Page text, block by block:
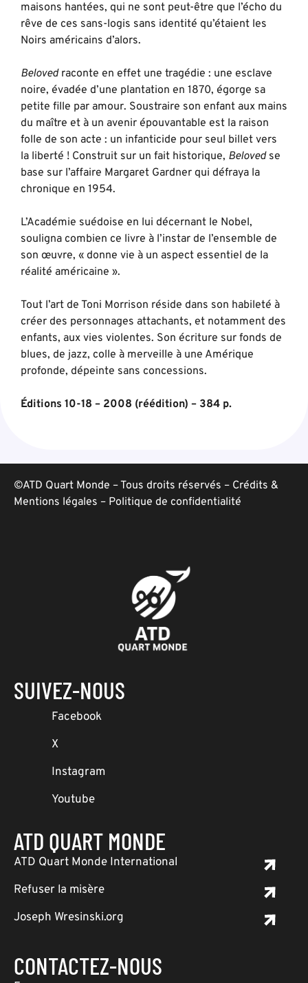
maisons hantées, qui ne sont peut-être que l’écho du
rêve de ces sans-logis sans identité qu’étaient les
Noirs américains d’alors.
Belovedraconte en effet une tragédie : une esclave
noire, évadée d’une plantation en 1870, égorge sa
petite fille par amour. Soustraire son enfant aux mains
du maître et à un avenir épouvantable est la raison
folle de son acte : un infanticide pour seul billet vers
la liberté ! Construit sur un fait historique, Belovedse
base sur l’affaire Margaret Gardner qui défraya la
chronique en 1954.
L’Académie suédoise en lui décernant le Nobel,
souligna combien ce livre à l’instar de l’ensemble de
son œuvre, « donne vie à un aspect essentiel de la
réalité américaine ».
Tout l’art de Toni Morrison réside dans son habileté à
créer des personnages attachants, et notamment des
enfants, aux vies violentes. Son écriture sur fonds de
blues, de jazz, colle à merveille à une Amérique
profonde, dépeinte sans concessions.
Éditions 10-18 – 2008 (réédition) – 384 p.
©ATD Quart Monde – Tous droits réservés – Crédits &
Mentions légales – Politique de confidentialité
SUIVEZ-NOUS
Facebook
X
Instagram
Youtube
ATD QUART MONDE
ATD Quart Monde International
Refuser la misère
Joseph Wresinski.org
CONTACTEZ-NOUS